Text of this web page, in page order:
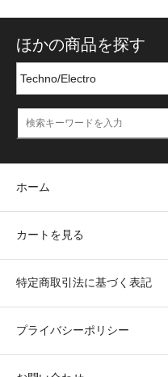
ほかの商品を探す
ホーム
カートを見る
特定商取引法に基づく表記
プライバシーポリシー